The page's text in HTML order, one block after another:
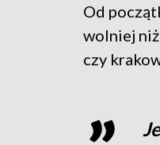
Od
wolniej niż
czy